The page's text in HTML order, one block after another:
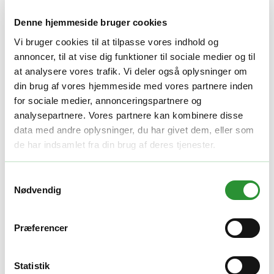
Denne hjemmeside bruger cookies
Vi bruger cookies til at tilpasse vores indhold og
annoncer, til at vise dig funktioner til sociale medier og til
at analysere vores trafik. Vi deler også oplysninger om
din brug af vores hjemmeside med vores partnere inden
for sociale medier, annonceringspartnere og
analysepartnere. Vores partnere kan kombinere disse
data med andre oplysninger, du har givet dem, eller som
de har indsamlet fra din brug af deres tjenester.
Nødvendig
Præferencer
Statistik
Tilføj batteri og lader
+
Tilføj til kurv
Facebook Twitter LinkedIn Email
Varenummer (SKU): EGO FC10113002 Kategori:Højtalere Tag:
EGO livsstil
Beskrivelse
Yderligere information
Beskrivelse
Beskrivelse
Oplev enestående lydkvalitet med EGO Power+ SK1800E, en
kraftfuld udendørs Bluetooth-højttaler designet til at levere en
Nøglefunktioner: